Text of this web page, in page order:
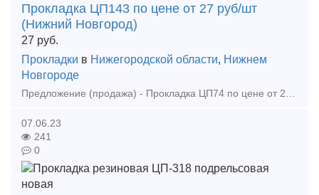
Прокладка ЦП143 по цене от 27 руб/шт
(Нижний Новгород)
27 руб.
Прокладки в Нижегородской области, Нижнем
Новгороде
Предложение (продажа) - Прокладка ЦП74 по цене от 27 руб/шт - Прокладка ЦП143 по цене от 27 руб/шт https://lsk52.ru/p/256687980-prokladka-cp143-356-74-tu-2
07.06.23
241
0